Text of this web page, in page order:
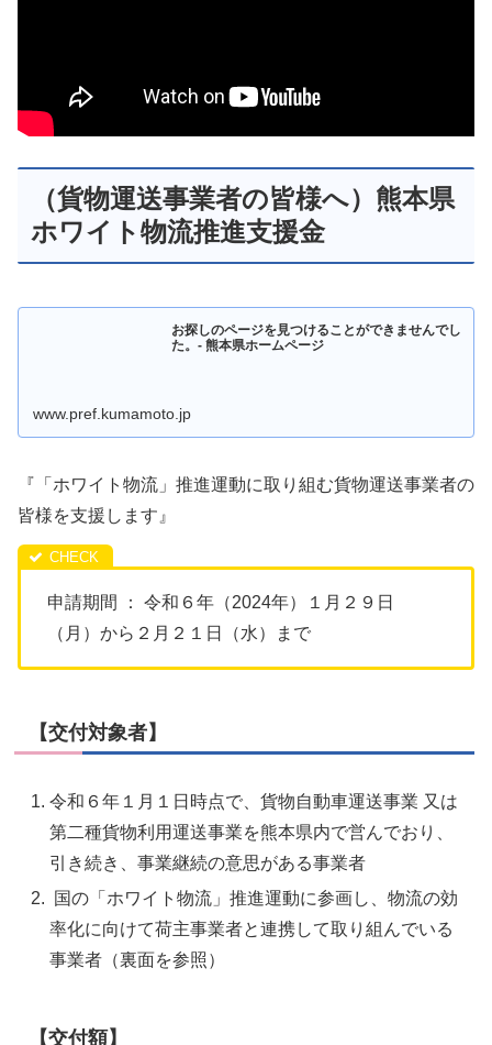
（貨物運送事業者の皆様へ）熊本県
ホワイト物流推進支援金
お探しのページを見つけることができませんでし
た。- 熊本県ホームページ
www.pref.kumamoto.jp
『「ホワイト物流」推進運動に取り組む貨物運送事業者の
皆様を支援します』
申請期間 ： 令和６年（2024年）１月２９日
（月）から２月２１日（水）まで
【交付対象者】
令和６年１月１日時点で、貨物自動車運送事業 又は
第二種貨物利用運送事業を熊本県内で営んでおり、
引き続き、事業継続の意思がある事業者
国の「ホワイト物流」推進運動に参画し、物流の効
率化に向けて荷主事業者と連携して取り組んでいる
事業者（裏面を参照）
【交付額】